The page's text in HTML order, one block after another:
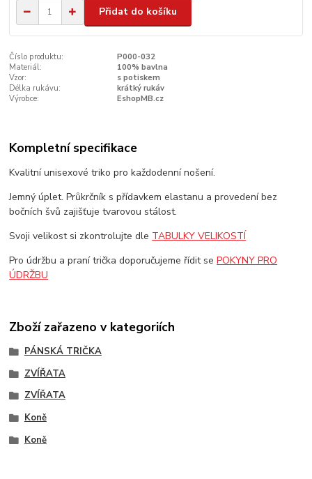
Přidat do košíku
Číslo produktu:
P000-032
Materiál:
100% bavlna
Vzor:
s potiskem
Délka rukávu:
krátký rukáv
Výrobce:
EshopMB.cz
Kompletní specifikace
Kvalitní unisexové triko pro každodenní nošení.
Jemný úplet. Průkrčník s přídavkem elastanu a provedení bez
bočních švů zajišťuje tvarovou stálost.
Svoji velikost si zkontrolujte dle TABULKY VELIKOSTÍ
Pro údržbu a praní trička doporučujeme řídit sePOKYNY PRO
ÚDRŽBU
Zboží zařazeno v kategoriích
PÁNSKÁ TRIČKA
ZVÍŘATA
ZVÍŘATA
Koně
Koně